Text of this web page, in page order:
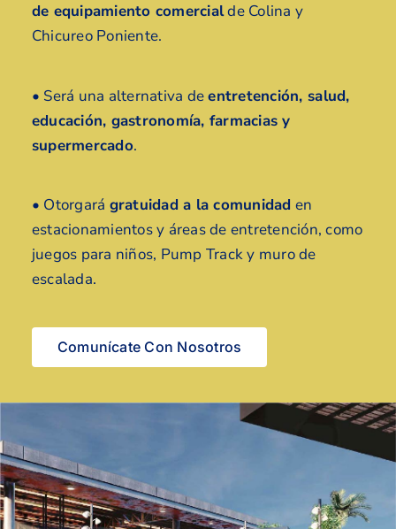
de equipamiento comercialde Colina y
Chicureo Poniente.
• Será una alternativa deentretención, salud,
educación, gastronomía, farmacias y
supermercado.
• Otorgará gratuidad a la comunidad en
estacionamientos y áreas de entretención, como
juegos para niños, Pump Track y muro de
escalada.
Comunícate Con Nosotros